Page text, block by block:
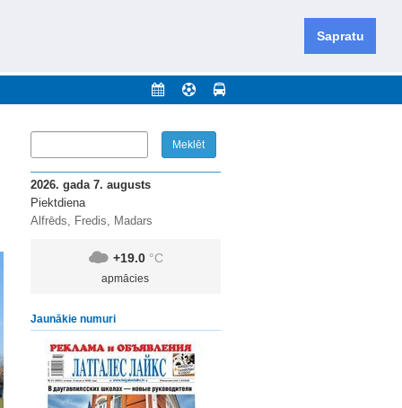
Sapratu
novadu un apkārtējos novadus un pilsētas.
2026. gada 7. augusts
Piektdiena
Alfrēds, Fredis, Madars
+19.0 °C
apmācies
Jaunākie numuri